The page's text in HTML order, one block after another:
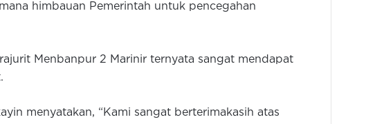
himbauan Pemerintah untuk pencegahan
Menbanpur 2 Marinir ternyata sangat mendapat
menyatakan, “Kami sangat berterimakasih atas
Pengibaran Bendera GAM di Tengah